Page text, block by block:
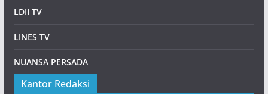
LDII TV
LINES TV
NUANSA PERSADA
Kantor Redaksi